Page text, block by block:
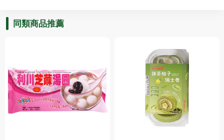
同類商品推薦